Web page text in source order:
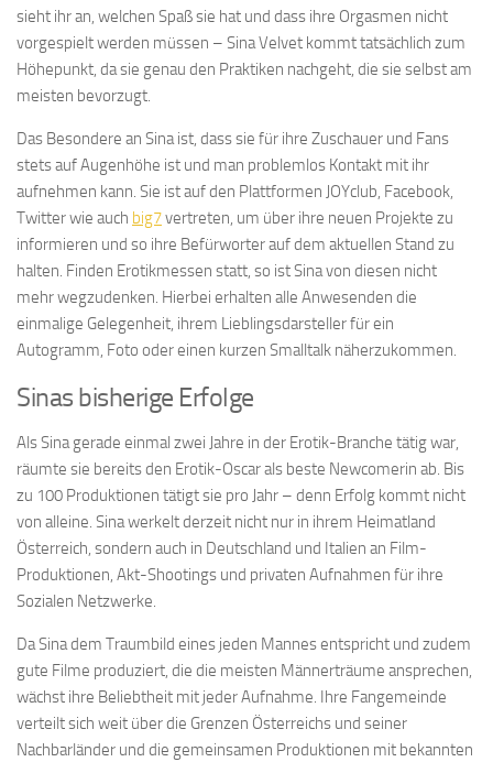
sieht ihr an, welchen Spaß sie hat und dass ihre Orgasmen nicht
vorgespielt werden müssen – Sina Velvet kommt tatsächlich zum
Höhepunkt, da sie genau den Praktiken nachgeht, die sie selbst am
meisten bevorzugt.
Das Besondere an Sina ist, dass sie für ihre Zuschauer und Fans
stets auf Augenhöhe ist und man problemlos Kontakt mit ihr
aufnehmen kann. Sie ist auf den Plattformen JOYclub, Facebook,
Twitter wie auch big7vertreten, um über ihre neuen Projekte zu
informieren und so ihre Befürworter auf dem aktuellen Stand zu
halten. Finden Erotikmessen statt, so ist Sina von diesen nicht
mehr wegzudenken. Hierbei erhalten alle Anwesenden die
einmalige Gelegenheit, ihrem Lieblingsdarsteller für ein
Autogramm, Foto oder einen kurzen Smalltalk näherzukommen.
Sinas bisherige Erfolge
Als Sina gerade einmal zwei Jahre in der Erotik-Branche tätig war,
räumte sie bereits den Erotik-Oscar als beste Newcomerin ab. Bis
zu 100 Produktionen tätigt sie pro Jahr – denn Erfolg kommt nicht
von alleine. Sina werkelt derzeit nicht nur in ihrem Heimatland
Österreich, sondern auch in Deutschland und Italien an Film-
Produktionen, Akt-Shootings und privaten Aufnahmen für ihre
Sozialen Netzwerke.
Da Sina dem Traumbild eines jeden Mannes entspricht und zudem
gute Filme produziert, die die meisten Männerträume ansprechen,
wächst ihre Beliebtheit mit jeder Aufnahme. Ihre Fangemeinde
verteilt sich weit über die Grenzen Österreichs und seiner
Nachbarländer und die gemeinsamen Produktionen mit bekannten